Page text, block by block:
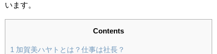
います。
Contents
1 加賀美ハヤトとは？仕事は社長？